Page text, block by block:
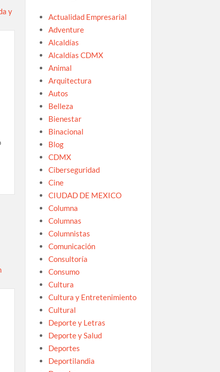
Actualidad Empresarial
Adventure
Alcaldías
Alcaldías CDMX
Animal
Arquitectura
Autos
Belleza
Bienestar
Binacional
Blog
CDMX
Ciberseguridad
Cine
CIUDAD DE MEXICO
Columna
Columnas
Columnistas
Comunicación
Consultoría
Consumo
Cultura
Cultura y Entretenimiento
Cultural
Deporte y Letras
Deporte y Salud
Deportes
Deportilandia